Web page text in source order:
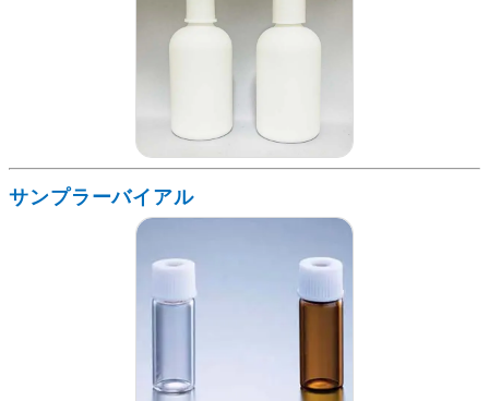
サンプラーバイアル